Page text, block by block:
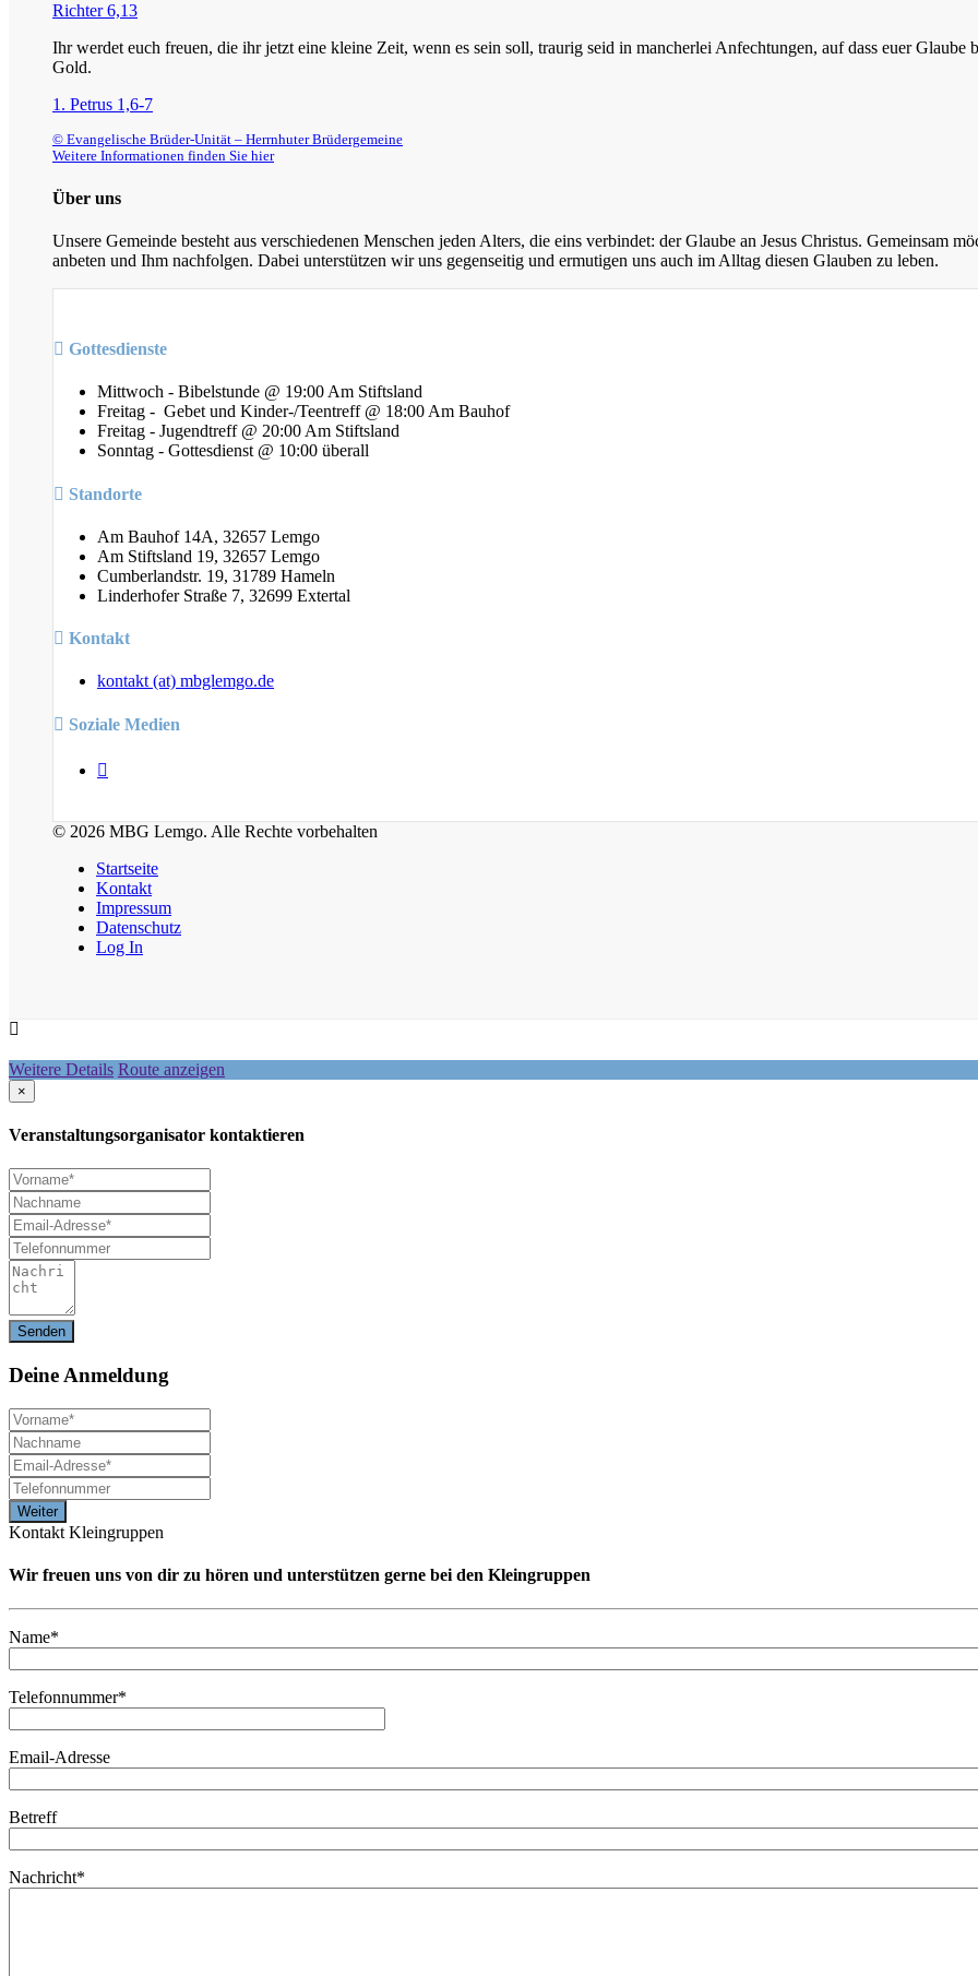
Richter 6,13
Ihr werdet euch freuen, die ihr jetzt eine kleine Zeit, wenn es sein soll, traurig seid in mancherlei Anfechtungen, auf dass euer
Gold.
1. Petrus 1,6-7
© Evangelische Brüder-Unität – Herrnhuter Brüdergemeine
Weitere Informationen finden Sie hier
Über uns
Unsere Gemeinde besteht aus verschiedenen Menschen jeden Alters, die eins verbindet: der Glaube an Jesus Christus. Gemeinsam
anbeten und Ihm nachfolgen. Dabei unterstützen wir uns gegenseitig und ermutigen uns auch im Alltag diesen Glauben zu leben.
Gottesdienste
Mittwoch - Bibelstunde @ 19:00 Am Stiftsland
Freitag - Gebet und Kinder-/Teentreff @ 18:00 Am Bauhof
Freitag - Jugendtreff @ 20:00 Am Stiftsland
Sonntag - Gottesdienst @ 10:00 überall
Standorte
Am Bauhof 14A, 32657 Lemgo
Am Stiftsland 19, 32657 Lemgo
Cumberlandstr. 19, 31789 Hameln
Linderhofer Straße 7, 32699 Extertal
Kontakt
kontakt (at) mbglemgo.de
Soziale Medien
© 2026 MBG Lemgo. Alle Rechte vorbehalten
Startseite
Kontakt
Impressum
Datenschutz
Log In
Weitere Details Route anzeigen
×
Veranstaltungsorganisator kontaktieren
Deine Anmeldung
Kontakt Kleingruppen
Wir freuen uns von dir zu hören und unterstützen gerne bei den Kleingruppen
Name*
Telefonnummer*
Email-Adresse
Betreff
Nachricht*